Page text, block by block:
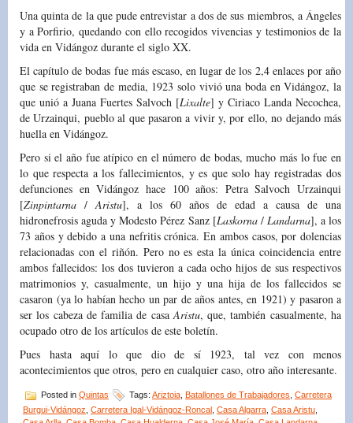
Una quinta de la que pude entrevistar a dos de sus miembros, a Ángeles
y a Porfirio, quedando con ello recogidos vivencias y testimonios de la
vida en Vidángoz durante el siglo XX.
El capítulo de bodas fue más escaso, en lugar de los 2,4 enlaces por año
que se registraban de media, 1923 solo vivió una boda en Vidángoz, la
que unió a Juana Fuertes Salvoch [Lixalte] y Ciriaco Landa Necochea,
de Urzainqui, pueblo al que pasaron a vivir y, por ello, no dejando más
huella en Vidángoz.
Pero si el año fue atípico en el número de bodas, mucho más lo fue en
lo que respecta a los fallecimientos, y es que solo hay registradas dos
defunciones en Vidángoz hace 100 años: Petra Salvoch Urzainqui
[Zinpintarna /Aristu], a los 60 años de edad a causa de una
hidronefrosis aguda y Modesto Pérez Sanz [Laskorna/ Landarna], a los
73 años y debido a una nefritis crónica. En ambos casos, por dolencias
relacionadas con el riñón. Pero no es esta la única coincidencia entre
ambos fallecidos: los dos tuvieron a cada ocho hijos de sus respectivos
matrimonios y, casualmente, un hijo y una hija de los fallecidos se
casaron (ya lo habían hecho un par de años antes, en 1921) y pasaron a
ser los cabeza de familia de casaAristu, que, también casualmente, ha
ocupado otro de los artículos de este boletín.
Pues hasta aquí lo que dio de sí 1923, tal vez con menos
acontecimientos que otros, pero en cualquier caso, otro año interesante.
Posted in Quintas Tags: Ariztoia Batallones de Trabajadores Carretera
Burgui-Vidángoz Carretera Igal-Vidángoz-Roncal Casa Algarra Casa Aristu